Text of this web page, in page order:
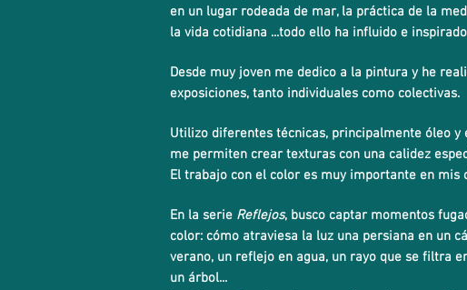
En la serie Reflejos, busco captar momentos
color: cómo atraviesa la luz una persiana en un
verano, un reflejo en agua, un rayo que se filtra
un árbol...
en un lugar rodeada de mar, la práctica de la
la vida cotidiana ...todo ello ha influido e
Desde muy joven me dedico a la pintura y he
exposiciones, tanto individuales como colectivas.
Utilizo diferentes técnicas, principalmente óleo y
me permiten crear texturas con una calidez
El trabajo con el color es muy importante en mis